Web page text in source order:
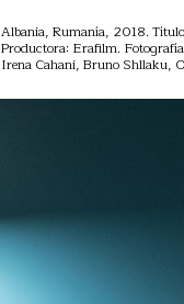
Albania, Rumanía, 2018.
Productora: Erafilm.
Irena Cahani, Bruno Shllaku,